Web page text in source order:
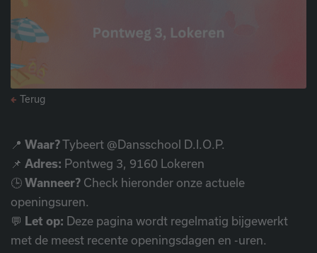
Terug
📍 Waar?Tybeert @Dansschool D.I.O.P.
📌 Adres: Pontweg 3, 9160 Lokeren
🕒 Wanneer? Check hieronder onze actuele
openingsuren.
💬 Let op: Deze pagina wordt regelmatig bijgewerkt
met de meest recente openingsdagen en -uren.